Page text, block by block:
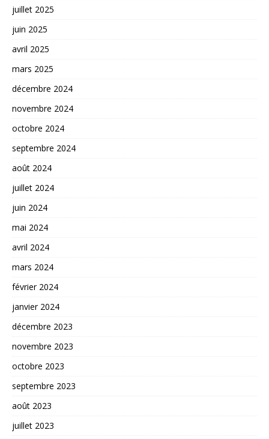
juillet 2025
juin 2025
avril 2025
mars 2025
décembre 2024
novembre 2024
octobre 2024
septembre 2024
août 2024
juillet 2024
juin 2024
mai 2024
avril 2024
mars 2024
février 2024
janvier 2024
décembre 2023
novembre 2023
octobre 2023
septembre 2023
août 2023
juillet 2023